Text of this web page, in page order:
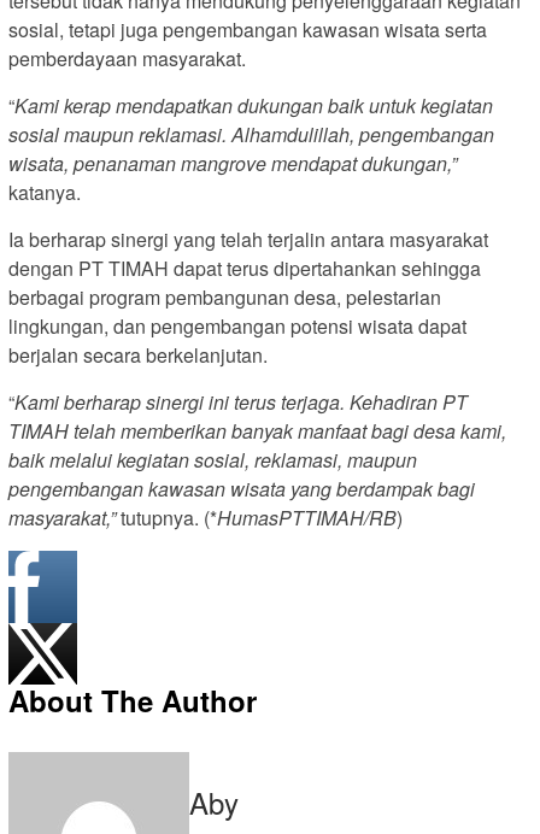
sosial, tetapi juga pengembangan kawasan wisata serta
pemberdayaan masyarakat.
“Kami kerap mendapatkan dukungan baik untuk kegiatan
sosial maupun reklamasi. Alhamdulillah, pengembangan
wisata, penanaman mangrove mendapat dukungan,”
katanya.
Ia berharap sinergi yang telah terjalin antara masyarakat
dengan PT TIMAH dapat terus dipertahankan sehingga
berbagai program pembangunan desa, pelestarian
lingkungan, dan pengembangan potensi wisata dapat
berjalan secara berkelanjutan.
“Kami berharap sinergi ini terus terjaga. Kehadiran PT
TIMAH telah memberikan banyak manfaat bagi desa kami,
baik melalui kegiatan sosial, reklamasi, maupun
pengembangan kawasan wisata yang berdampak bagi
masyarakat,”tutupnya. (*HumasPTTIMAH/RB)
About The Author
Aby